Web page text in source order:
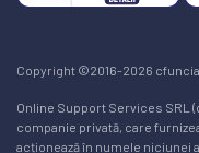
Copyright ©2016-2026
Online Support Services SRL
companie privată, care
acționează în numele